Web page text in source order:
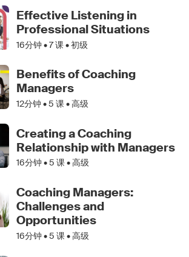
Effective Listening in
Professional Situations
16分钟 •7课 • 初级
Benefits of Coaching
Managers
12分钟 •5 课 • 高级
Creating a Coaching
Relationship with Managers
16分钟 •5 课 • 高级
Coaching Managers:
Challenges and
Opportunities
16分钟 •5 课 • 高级